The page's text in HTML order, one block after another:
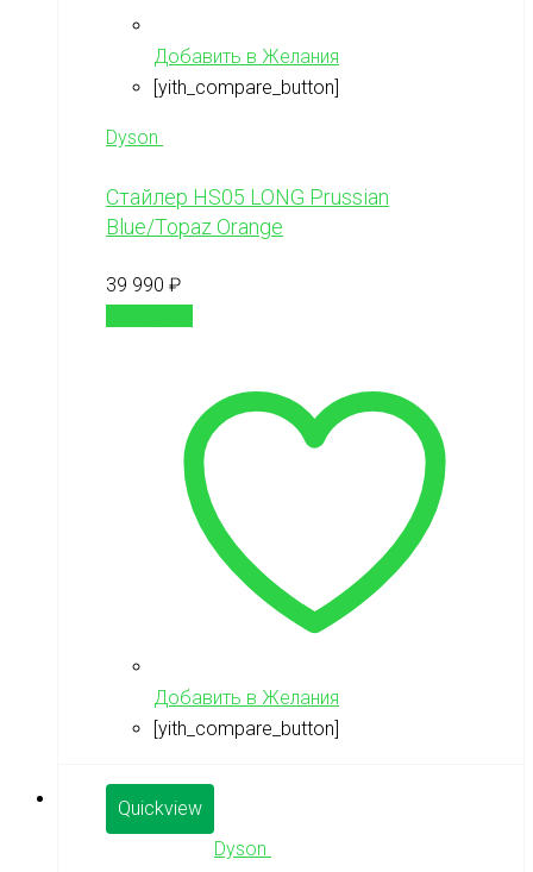
Добавить в Желания
[yith_compare_button]
Dyson
Стайлер HS05 LONG Prussian
Blue/Topaz Orange
39 990 ₽
Добавить в Желания
[yith_compare_button]
Quickview
Dyson